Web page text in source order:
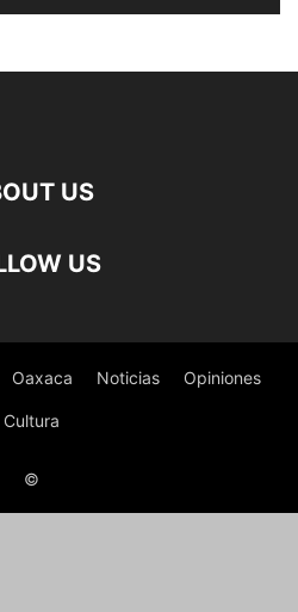
US
US
Oaxaca Noticias Opiniones
Cultura
©